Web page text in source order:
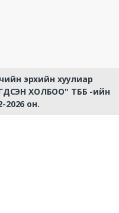
эрхийн хуулиар
ХОЛБОО" ТББ -ийн
2026 он.